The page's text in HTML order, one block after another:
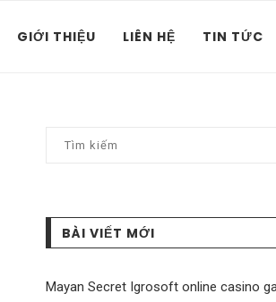
GIỚI THIỆU LIÊN HỆ TIN TỨC
BÀI VIẾT MỚI
Mayan Secret Igrosoft online casino